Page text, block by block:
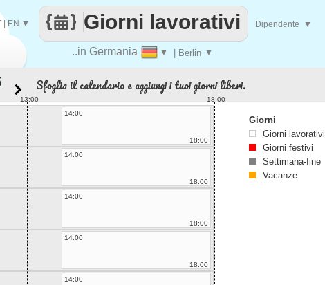
..in Germania ▼ | Berlin ▼
Giorni lavorativi
|EN ▼ Dipendente ▼
Sfoglia il calendario e aggiungi i tuoi giorni liberi.
13:00 18:00
14:00
18:00
14:00
18:00
14:00
18:00
14:00
18:00
14:00
Giorni
Giorni lavorativi
Giorni festivi
Settimana-fine
Vacanze